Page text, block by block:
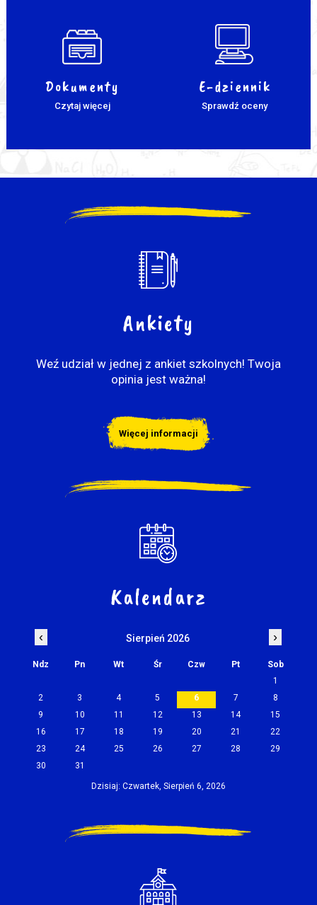
Dokumenty
Czytaj więcej
E-dziennik
Sprawdź oceny
Ankiety
Weź udział w jednej z ankiet szkolnych! Twoja
opinia jest ważna!
Więcej informacji
Kalendarz
‹ Sierpień 2026 ›
Ndz Pn Wt Śr Czw Pt
Sob
1
2
3 4 5 6 7
8
9
10 11 12 13 14
15
16
17 18 19 20 21
22
23
24 25 26 27 28
29
30
31
Dzisiaj: Czwartek, Sierpień 6, 2026